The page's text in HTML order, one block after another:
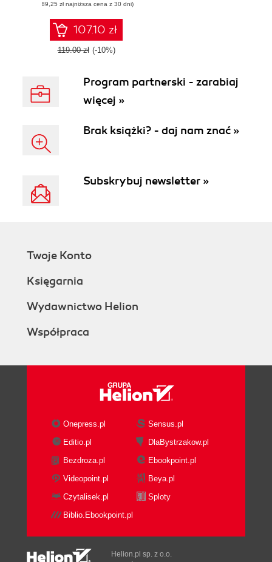
programming to
accelerate your
data science
computations
(89,25 zł najniższa cena z 30 dni)
107.10 zł
119.00 zł (-10%)
Program partnerski - zarabiaj
więcej »
Brak książki? - daj nam znać »
Subskrybuj newsletter »
Twoje Konto
Księgarnia
Wydawnictwo Helion
Współpraca
Onepress.pl
Sensus.pl
Editio.pl
DlaBystrzakow.pl
Bezdroza.pl
Ebookpoint.pl
Videopoint.pl
Beya.pl
Czytalisek.pl
Sploty
Biblio.Ebookpoint.pl
Helion.pl sp. z o.o.